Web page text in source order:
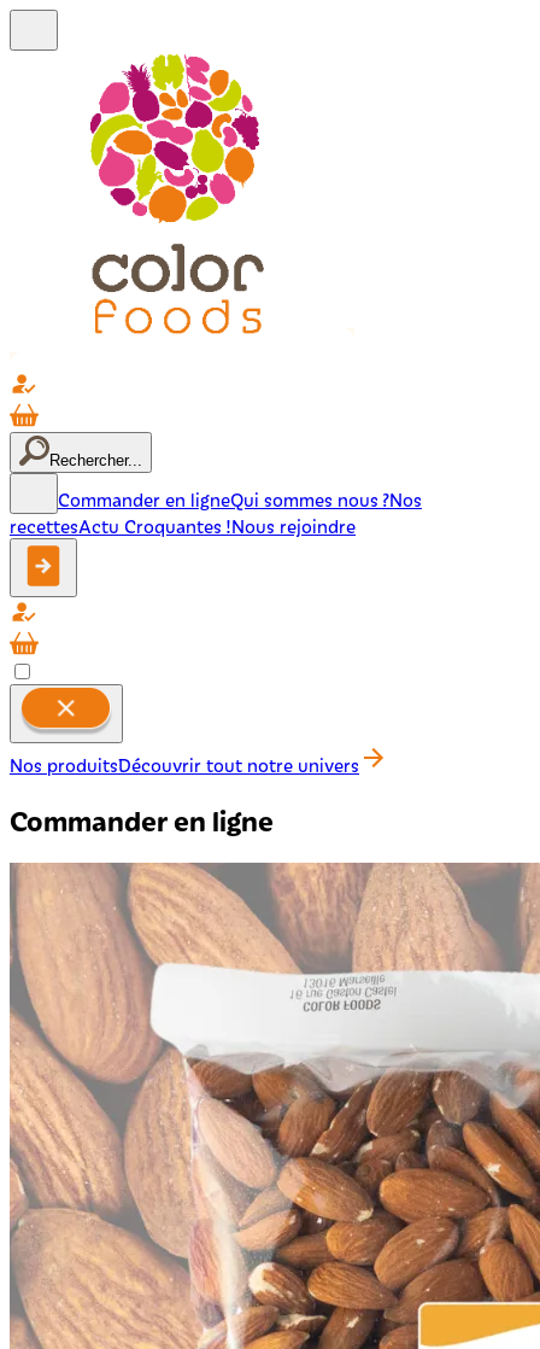
Rechercher...
Commander en ligneQui sommes nous ?Nos
recettesActu Croquantes !Nous rejoindre
Nos produitsDécouvrir tout notre univers
Commander en ligne